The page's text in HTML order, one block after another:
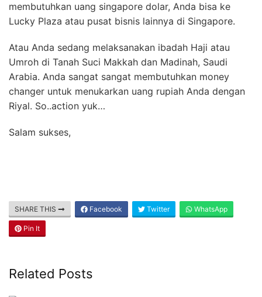
membutuhkan uang singapore dolar, Anda bisa ke
Lucky Plaza atau pusat bisnis lainnya di Singapore.
Atau Anda sedang melaksanakan ibadah Haji atau
Umroh di Tanah Suci Makkah dan Madinah, Saudi
Arabia. Anda sangat sangat membutuhkan money
changer untuk menukarkan uang rupiah Anda dengan
Riyal. So..action yuk…
Salam sukses,
SHARE THIS Facebook Twitter WhatsApp
Pin It
Related Posts